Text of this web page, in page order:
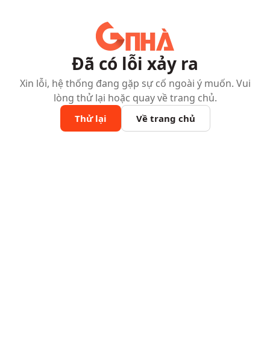
Đã có lỗi xảy ra
Xin lỗi, hệ thống đang gặp sự cố ngoài ý muốn. Vui
lòng thử lại hoặc quay về trang chủ.
Thử lại Về trang chủ